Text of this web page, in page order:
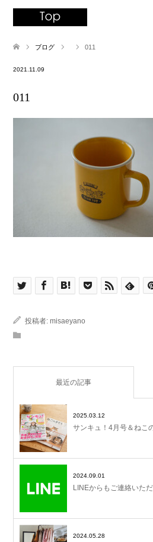
ブログ 011
2021.11.09
011
投稿者: misaeyano
最近の記事
2025.03.12
サンキュ！4月号＆ねこ
2024.09.01
LINEからもご連絡いた
2024.05.28